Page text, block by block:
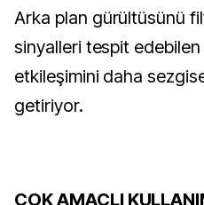
Arka plan gürültüsünü
sinyalleri tespit edebilen
etkileşimini daha
getiriyor.
ÇOK AMAÇLI